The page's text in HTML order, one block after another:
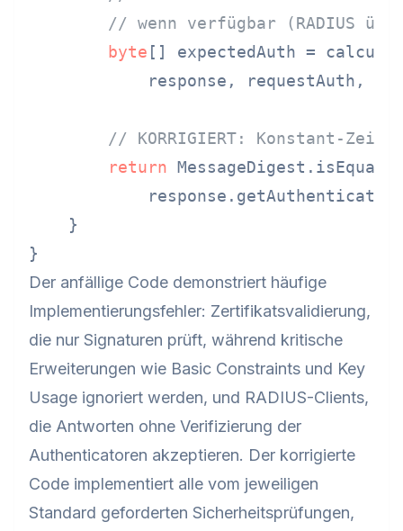
// wenn verfügbar (RADIUS
byte [] expectedAuth =
response, requestAuth,
// KORRIGIERT: Konstant-
return MessageDigest.isEqual(
    }
Der anfällige Code demonstriert häufige
Implementierungsfehler: Zertifikatsvalidierung,
die nur Signaturen prüft, während kritische
Erweiterungen wie Basic Constraints und Key
Usage ignoriert werden, und RADIUS-Clients,
die Antworten ohne Verifizierung der
Authenticatoren akzeptieren. Der korrigierte
Code implementiert alle vom jeweiligen
Standard geforderten Sicherheitsprüfungen,